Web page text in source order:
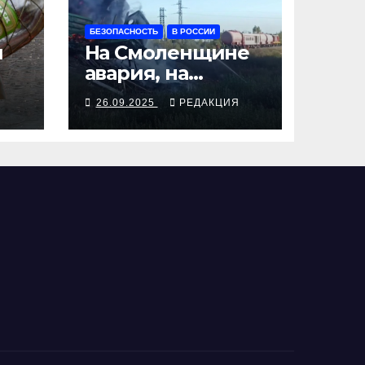
БЕЗОПАСНОСТЬ В РОССИИ
На Смоленщине
авария, на
Псковщине
взрыв
26.09.2025 РЕДАКЦИЯ